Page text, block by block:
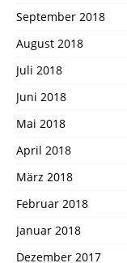
September 2018
August 2018
Juli 2018
Juni 2018
Mai 2018
April 2018
März 2018
Februar 2018
Januar 2018
Dezember 2017